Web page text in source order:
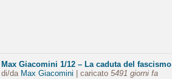
Max Giacomini 1/12 – La caduta del fascismo
di/da Max Giacomini | caricato 5491 giorni fa